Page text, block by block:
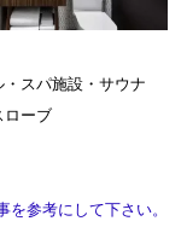
スパ施設・サウナ
ローブ
参考にして下さい。